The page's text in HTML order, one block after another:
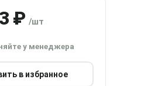
₽ /шт
у менеджера
в избранное